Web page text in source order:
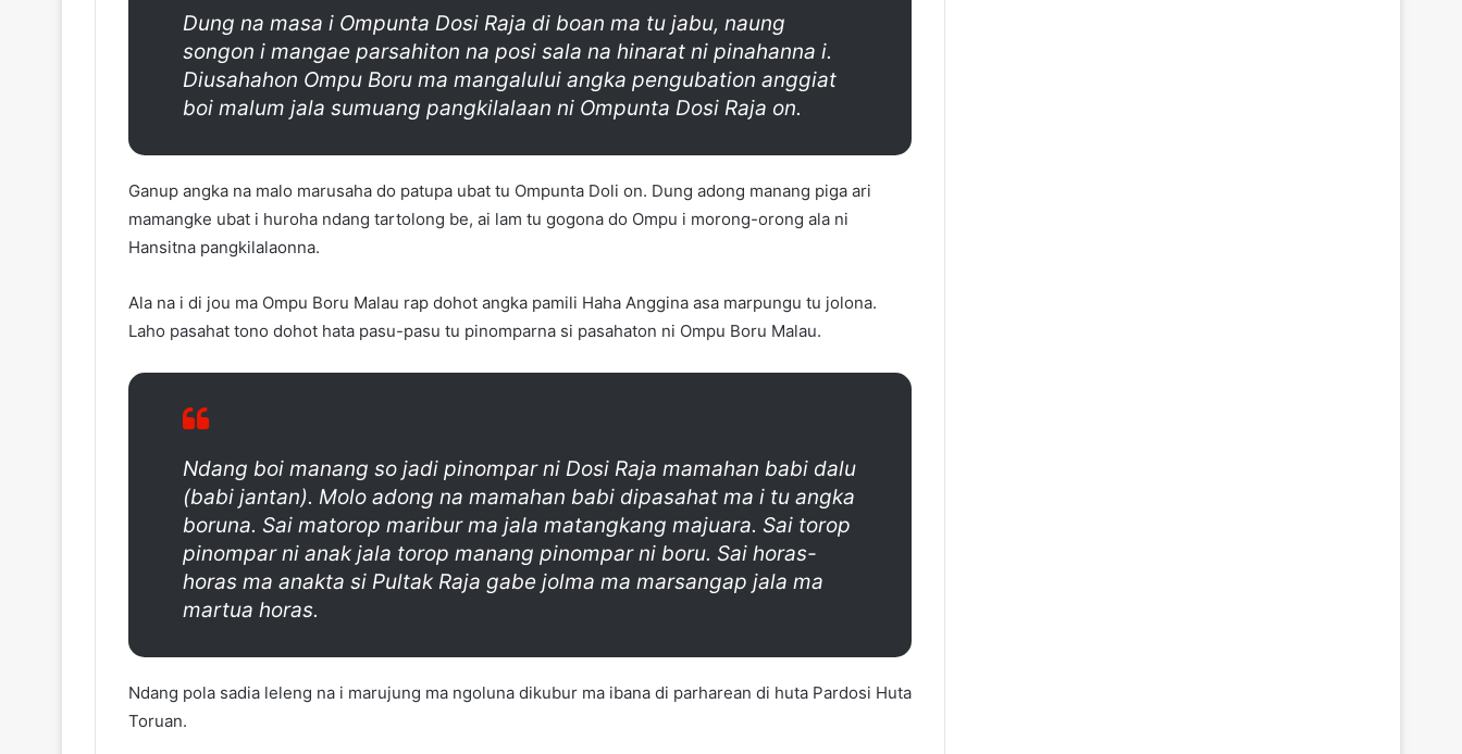
Dung na masa i Ompunta Dosi Raja di boan ma tu jabu, naung
songon i mangae parsahiton na posi sala na hinarat ni pinahanna i.
Diusahahon Ompu Boru ma mangalului angka pengubation anggiat
boi malum jala sumuang pangkilalaan ni Ompunta Dosi Raja on.
Ganup angka na malo marusaha do patupa ubat tu Ompunta Doli on. Dung adong manang piga ari
mamangke ubat i huroha ndang tartolong be, ai lam tu gogona do Ompu i morong-orong ala ni
Hansitna pangkilalaonna.
Ala na i di jou ma Ompu Boru Malau rap dohot angka pamili Haha Anggina asa marpungu tu jolona.
Laho pasahat tono dohot hata pasu-pasu tu pinomparna si pasahaton ni Ompu Boru Malau.
Ndang boi manang so jadi pinompar ni Dosi Raja mamahan babi dalu
(babi jantan). Molo adong na mamahan babi dipasahat ma i tu angka
boruna. Sai matorop maribur ma jala matangkang majuara. Sai torop
pinompar ni anak jala torop manang pinompar ni boru. Sai horas-
horas ma anakta si Pultak Raja gabe jolma ma marsangap jala ma
martua horas.
Ndang pola sadia leleng na i marujung ma ngoluna dikubur ma ibana di parharean di huta Pardosi Huta
Toruan.